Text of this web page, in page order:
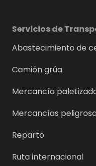
Servicios de
Abastecimiento de
Camión grúa
Mercancía
Mercancías
Reparto
Ruta internacional